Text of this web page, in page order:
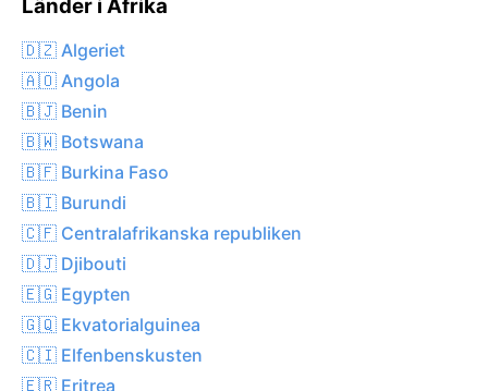
Länder i Afrika
🇩🇿 Algeriet
🇦🇴 Angola
🇧🇯 Benin
🇧🇼 Botswana
🇧🇫 Burkina Faso
🇧🇮 Burundi
🇨🇫 Centralafrikanska republiken
🇩🇯 Djibouti
🇪🇬 Egypten
🇬🇶 Ekvatorialguinea
🇨🇮 Elfenbenskusten
🇪🇷 Eritrea